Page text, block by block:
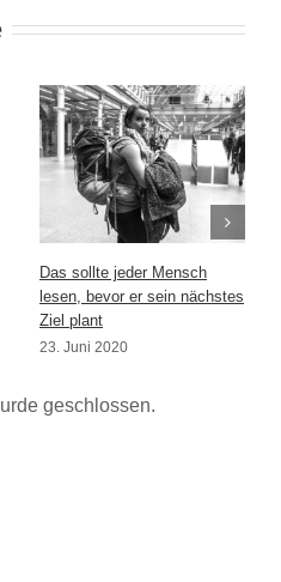
Das sollte jeder Mensch
lesen, bevor er sein nächstes
Ziel plant
23. Juni 2020
geschlossen.